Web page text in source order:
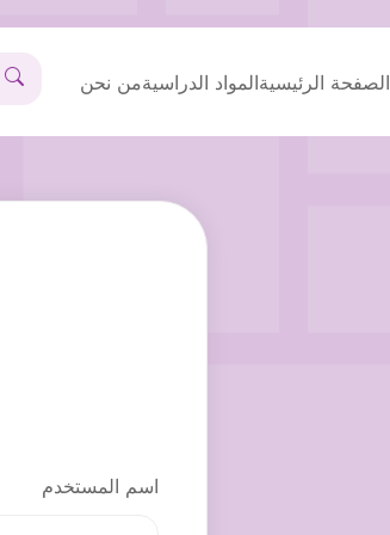
الصفحة الرئيسيةالمواد الدراسيةمن نحن
اسم المستخدم